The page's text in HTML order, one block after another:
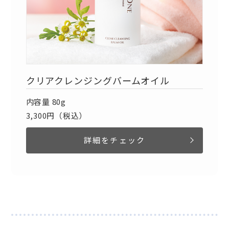
クリアクレンジングバームオイル
内容量 80g
3,300円（税込）
詳細をチェック